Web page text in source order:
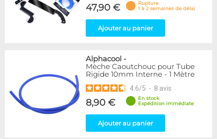
47,90 €
Rupture
1 à 2 semaines de délai
Ajouter au panier
Alphacool -
Mèche Caoutchouc pour Tube
Rigide 10mm Interne - 1 Mètre
4.6/5 - 8 avis
8,90 €
En stock
Expédition immédiate
Ajouter au panier